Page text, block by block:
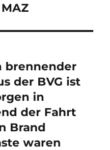
brennender
der BVG ist
in
der Fahrt
Brand
waren